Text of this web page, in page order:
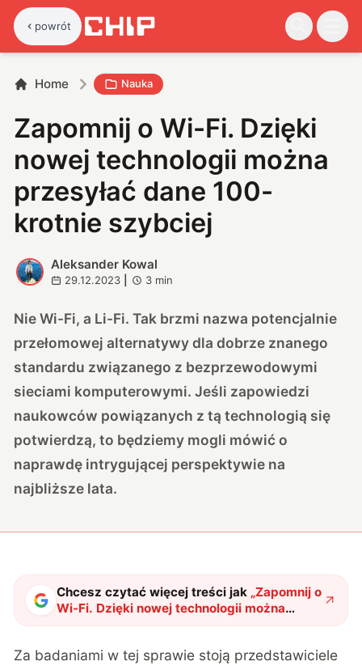
powrót
Home Nauka
Zapomnij o Wi-Fi. Dzięki
nowej technologii można
przesyłać dane 100-
krotnie szybciej
A
Aleksander Kowal
29.12.2023 3 min
Nie Wi-Fi, a Li-Fi. Tak brzmi nazwa potencjalnie
przełomowej alternatywy dla dobrze znanego
standardu związanego z bezprzewodowymi
sieciami komputerowymi. Jeśli zapowiedzi
naukowców powiązanych z tą technologią się
potwierdzą, to będziemy mogli mówić o
naprawdę intrygującej perspektywie na
najbliższe lata.
Chcesz czytać więcej treści jak „Zapomnij o
Wi-Fi. Dzięki nowej technologii można
przesyłać dane 100-krotnie szybciej"?
Za badaniami w tej sprawie stoją przedstawiciele